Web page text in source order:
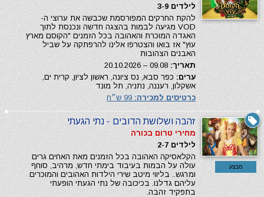
לילדים 3-9
להקת החרקים המפורסמת שכבשה את ערוצי ה-
VOD מגיעה לבמות בהצגה חדשה ונכנסת לתוך
האגדה המוכרת והאהובה בכל הזמנים "הקוסם מארץ
עוץ" אז בואו והצטרפו אלינו להרפתקה על שביל
האבנים הצהובות
תאריך:
ערים: כפר סבא, נס ציונה, ראשון לציון, קרית ים,
אשקלון, רעננה, נתניה, תל מונד
כרטיסים למכירה:
מבצע
זהבה ושלושת הדובים - נתי הגעתי
מחירי טרום בכורה
לילדים 2-7
הקלאסיקה האהובה בכל הזמנים מאת האחים גרים
עולה על הבמות בעיבוד בימתי חדש, מרהיב, סוחף
ומרגש.. בליווי מיטב שירי הילדות האהובים והמוכרים
עליהם גדלנו. בכיכובה של נתי הגעתי הופעתי
בתפקיד זהבה.